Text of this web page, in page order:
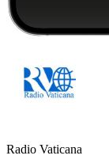
Radio Vaticana